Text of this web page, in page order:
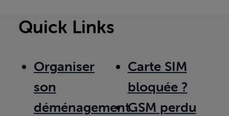
Quick Links
Organiser
son
déménagement
Carte SIM
bloquée ?
GSM perdu